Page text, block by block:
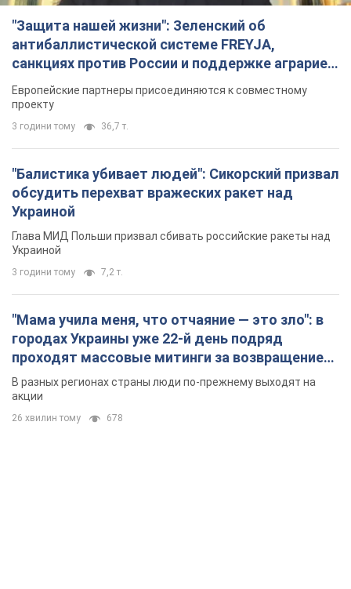
"Защита нашей жизни": Зеленский об
антибаллистической системе FREYJA,
санкциях против России и поддержке аграриев.
Видео
Европейские партнеры присоединяются к совместному
проекту
3 години тому 36,7 т.
"Балистика убивает людей": Сикорский призвал
обсудить перехват вражеских ракет над
Украиной
Глава МИД Польши призвал сбивать российские ракеты над
Украиной
3 години тому 7,2 т.
"Мама учила меня, что отчаяние — это зло": в
городах Украины уже 22-й день подряд
проходят массовые митинги за возвращение
Федорова. Фото и видео
В разных регионах страны люди по-прежнему выходят на
акции
26 хвилин тому 678